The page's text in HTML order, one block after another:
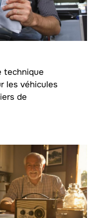
technique
les véhicules
de